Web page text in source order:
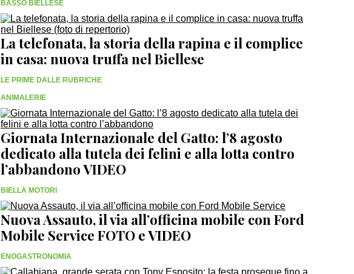
BASSO BIELLESE
La telefonata, la storia della rapina e il complice
in casa: nuova truffa nel Biellese
LE PRIME DALLE RUBRICHE
ANIMALERIE
Giornata Internazionale del Gatto: l’8 agosto
dedicato alla tutela dei felini e alla lotta contro
l’abbandono VIDEO
BIELLA MOTORI
Nuova Assauto, il via all’officina mobile con Ford
Mobile Service FOTO e VIDEO
ENOGASTRONOMIA